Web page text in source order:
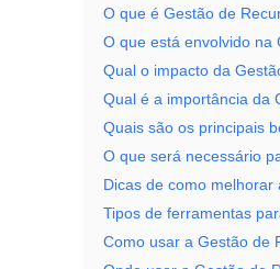
O que é Gestão de
O que está envolvido na
Qual o impacto da
Qual é a importância da
Quais são os principais
O que será necessário
Dicas de como
Tipos de ferramentas
Como usar a Gestão de